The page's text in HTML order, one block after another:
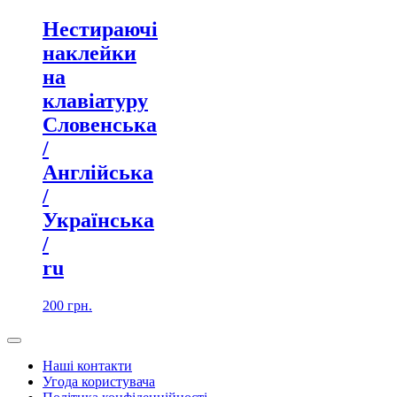
Нестираючі
наклейки
на
клавіатуру
Словенська
/
Англійська
/
Українська
/
ru
200 грн.
Наші контакти
Угода користувача